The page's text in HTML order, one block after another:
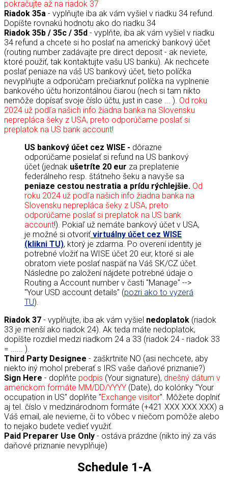
pokračujte až na riadok 37
Riadok 35a - vyplňujte iba ak vám vyšiel v riadku 34 refund.
Dopíšte rovnakú hodnotu ako do riadku 34
Riadok 35b / 35c / 35d - vyplňte, iba ak vám vyšiel v riadku
34 refund a chcete si ho poslať na americký bankový účet
(routing number zadávajte pre direct deposit - ak neviete,
ktoré použiť, tak kontaktujte vašu US banku). Ak nechcete
poslať peniaze na váš US bankový účet, tieto políčka
nevyplňujte a odporúčam prečiarknuť políčka na vyplnenie
bankového účtu horizontálnou čiarou (nech si tam nikto
nemôže dopísať svoje číslo účtu, just in case ... ). Od roku
2024 už podľa našich info žiadna banka na Slovensku
neprepláca šeky z USA, preto odporúčame poslať si
preplatok na US bank account!
US bankový účet cez WISE - dôrazne
odporúčame posielať si refund na US bankový
účet (jednak ušetríte 20 eur za preplatenie
federálneho resp. štátneho šeku a navyše sa
peniaze cestou nestratia a prídu rýchlejšie. Od
roku 2024 už podľa našich info žiadna banka na
Slovensku neprepláca šeky z USA, preto
odporúčame poslať si preplatok na US bank
account!). Pokiaľ už nemáte bankový účet v USA,
je možné si otvoriť virtuálny účet cez WISE
(klikni TU), ktorý je zdarma. Po overení identity je
potrebné vložiť na WISE účet 20 eur, ktoré si ale
obratom viete poslať naspäť na Váš SK/CZ účet.
Následne po založení nájdete potrebné údaje o
Routing a Account number v časti "Manage" -->
"Your USD account details" (pozri ako to vyzerá
TU).
Riadok 37 - vyplňujte, iba ak vám vyšiel nedoplatok (riadok
33 je menší ako riadok 24). Ak teda máte nedoplatok,
dopíšte rozdiel medzi riadkom 24 a 33 (riadok 24 - riadok 33
= ...... ).
Third Party Designee - zaškrtnite NO (asi nechcete, aby
niekto iný mohol preberať s IRS vaše daňové priznanie?)
Sign Here - doplňte podpis (Your signature), dnešný dátum v
americkom formáte MM/DD/YYYY (Date), do kolónky "Your
occupation in US" doplňte "Exchange visitor". Môžete doplniť
aj tel. číslo v medzinárodnom formáte (+421 XXX XXX XXX) a
Váš email, ale nevieme, či to vôbec v niečom pomôže alebo
to nejako budete vedieť využiť.
Paid Preparer Use Only - ostáva prázdne (nikto iný za vás
daňové priznanie nevyplňuje)
Schedule 1-A